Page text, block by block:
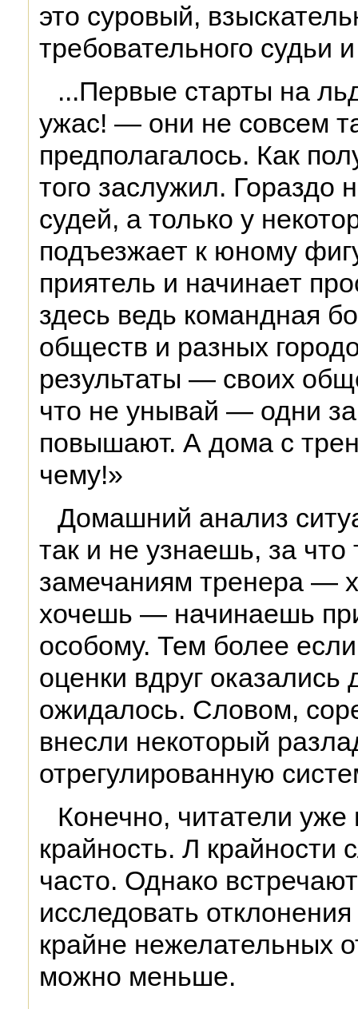
это суровый,
требовательного судьи
...Первые старты на
ужас! — они не совсем
предполагалось. Как
того заслужил. Гораздо
судей, а только у
подъезжает к юному
приятель и начинает
здесь ведь командная
обществ и разных
результаты — своих
что не унывай — одни
повышают. А дома с
чему!»
Домашний анализ
так и не узнаешь, за что
замечаниям тренера —
хочешь — начинаешь
особому. Тем более
оценки вдруг
ожидалось. Словом,
внесли некоторый
отрегулированную
Конечно, читатели уже
крайность. Л крайности
часто. Однако
исследовать
крайне нежелательных
можно меньше.